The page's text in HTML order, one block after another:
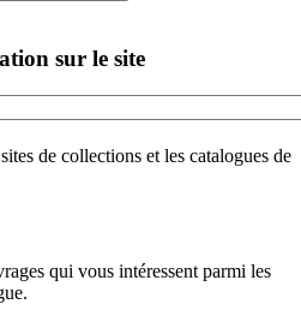
sur le site
de collections et les catalogues de
qui vous intéressent parmi les